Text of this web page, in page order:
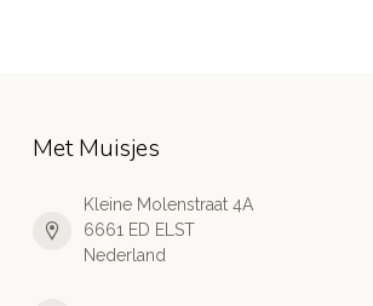
Met Muisjes
Kleine Molenstraat 4A
6661 ED ELST
Nederland